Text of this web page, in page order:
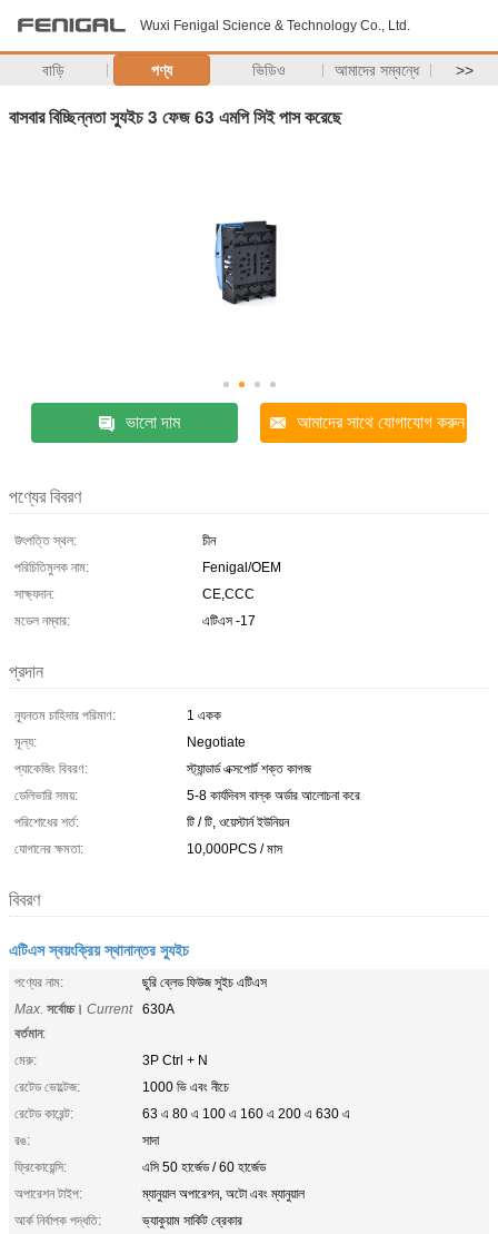
Wuxi Fenigal Science & Technology Co., Ltd.
বাড়ি পণ্য ভিডিও আমাদের সম্বন্ধে >>
বাসবার বিচ্ছিন্নতা স্যুইচ 3 ফেজ 63 এমপি সিই পাস করেছে
ভালো দাম আমাদের সাথে যোগাযোগ করুন
পণ্যের বিবরণ
উৎপত্তি স্থল:
চীন
পরিচিতিমুলক নাম:
Fenigal/OEM
সাক্ষ্যদান:
CE,CCC
মডেল নম্বার:
এটিএস -17
প্রদান
ন্যূনতম চাহিদার পরিমাণ:
1 একক
মূল্য:
Negotiate
প্যাকেজিং বিবরণ:
স্ট্যান্ডার্ড এক্সপোর্ট শক্ত কাগজ
ডেলিভারি সময়:
5-8 কার্যদিবস বাল্ক অর্ডার আলোচনা করে
পরিশোধের শর্ত:
টি / টি, ওয়েস্টার্ন ইউনিয়ন
যোগানের ক্ষমতা:
10,000PCS / মাস
বিবরণ
এটিএস স্বয়ংক্রিয় স্থানান্তর স্যুইচ
পণ্যের নাম:
ছুরি ব্লেড ফিউজ সুইচ এটিএস
Max. সর্বোচ্চ। Current
বর্তমান:
630A
মেরু:
3P Ctrl + N
রেটেড ভোল্টেজ:
1000 ভি এবং নীচে
রেটেড কারেন্ট:
63 এ 80 এ 100 এ 160 এ 200 এ 630 এ
রঙ:
সাদা
ফ্রিকোয়েন্সি:
এসি 50 হার্জেড / 60 হার্জেড
অপারেশন টাইপ:
ম্যানুয়াল অপারেশন, অটো এবং ম্যানুয়াল
আর্ক নির্বাপক পদ্ধতি:
ভ্যাকুয়াম সার্কিট ব্রেকার